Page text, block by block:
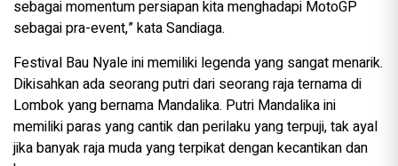
sebagai momentum persiapan kita menghadapi MotoGP
sebagai pra-event,” kata Sandiaga.
Festival Bau Nyale ini memiliki legenda yang sangat menarik.
Dikisahkan ada seorang putri dari seorang raja ternama di
Lombok yang bernama Mandalika. Putri Mandalika ini
memiliki paras yang cantik dan perilaku yang terpuji, tak ayal
jika banyak raja muda yang terpikat dengan kecantikan dan